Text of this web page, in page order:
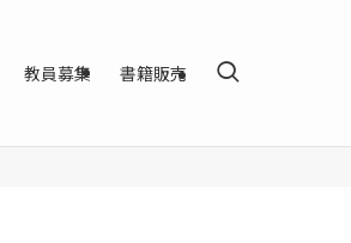
教員募集 書籍販売